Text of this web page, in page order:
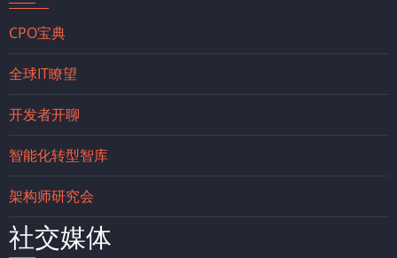
CPO宝典
全球IT瞭望
开发者开聊
智能化转型智库
架构师研究会
社交媒体